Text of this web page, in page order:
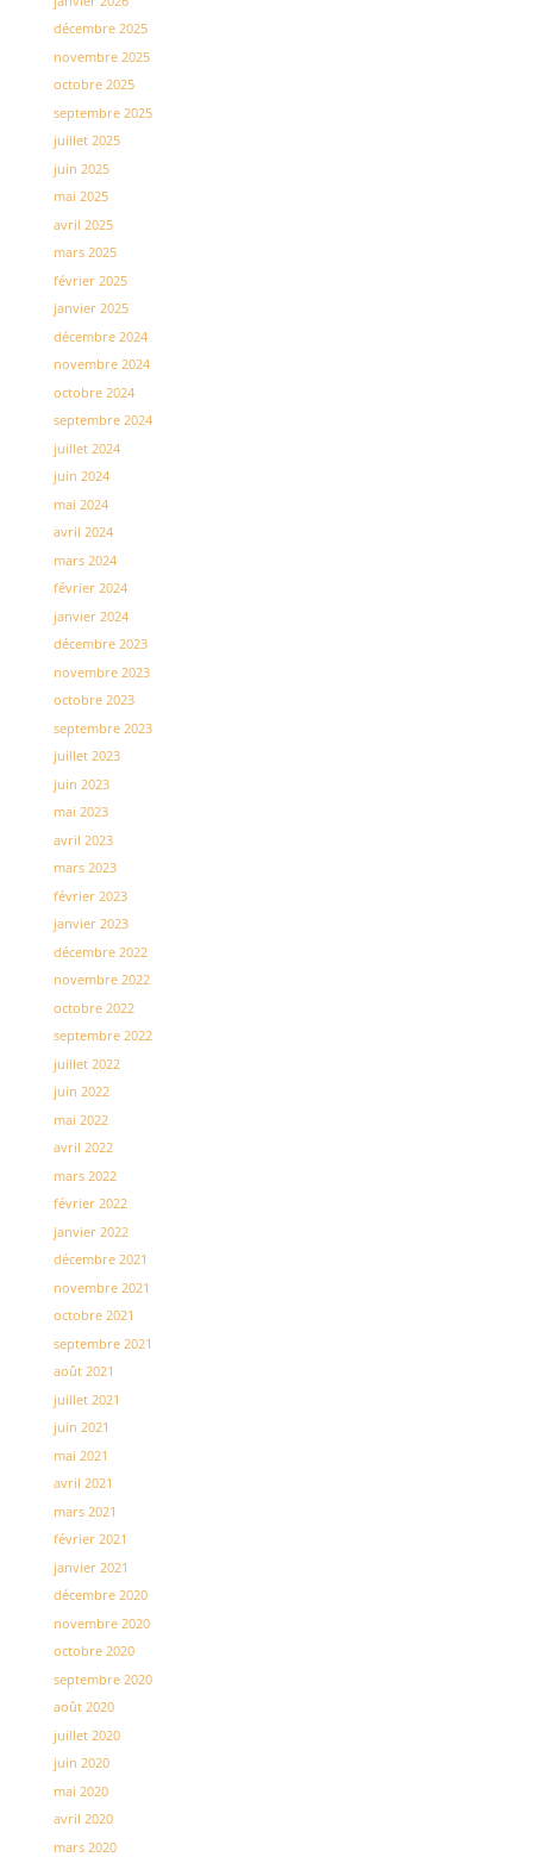
décembre 2025
novembre 2025
octobre 2025
septembre 2025
juillet 2025
juin 2025
mai 2025
avril 2025
mars 2025
février 2025
janvier 2025
décembre 2024
novembre 2024
octobre 2024
septembre 2024
juillet 2024
juin 2024
mai 2024
avril 2024
mars 2024
février 2024
janvier 2024
décembre 2023
novembre 2023
octobre 2023
septembre 2023
juillet 2023
juin 2023
mai 2023
avril 2023
mars 2023
février 2023
janvier 2023
décembre 2022
novembre 2022
octobre 2022
septembre 2022
juillet 2022
juin 2022
mai 2022
avril 2022
mars 2022
février 2022
janvier 2022
décembre 2021
novembre 2021
octobre 2021
septembre 2021
août 2021
juillet 2021
juin 2021
mai 2021
avril 2021
mars 2021
février 2021
janvier 2021
décembre 2020
novembre 2020
octobre 2020
septembre 2020
août 2020
juillet 2020
juin 2020
mai 2020
avril 2020
mars 2020